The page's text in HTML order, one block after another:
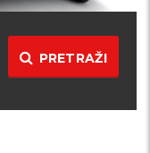
PRETRAŽI